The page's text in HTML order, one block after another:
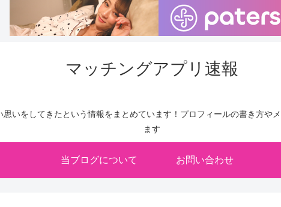
マッチングアプリ速報
いをしてきたという情報をまとめています！プロフィールの書き方や
ます
当ブログについて お問い合わせ